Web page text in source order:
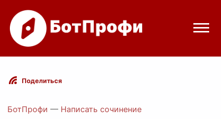
Режимы бота
Цены
Поделиться
БотПрофи — Написать сочинение